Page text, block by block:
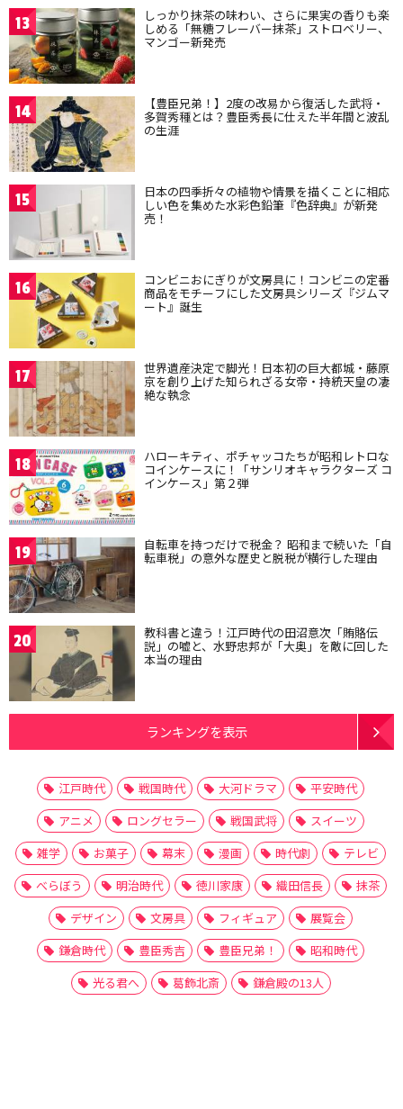
13 しっかり抹茶の味わい、さらに果実の香りも楽
しめる「無糖フレーバー抹茶」ストロベリー、
マンゴー新発売
14 【豊臣兄弟！】2度の改易から復活した武将・
多賀秀種とは？豊臣秀長に仕えた半年間と波乱
の生涯
15 日本の四季折々の植物や情景を描くことに相応
しい色を集めた水彩色鉛筆『色辞典』が新発
売！
16 コンビニおにぎりが文房具に！コンビニの定番
商品をモチーフにした文房具シリーズ『ジムマ
ート』誕生
17 世界遺産決定で脚光！日本初の巨大都城・藤原
京を創り上げた知られざる女帝・持統天皇の凄
絶な執念
18 ハローキティ、ポチャッコたちが昭和レトロな
コインケースに！「サンリオキャラクターズ コ
インケース」第２弾
19 自転車を持つだけで税金？ 昭和まで続いた「自
転車税」の意外な歴史と脱税が横行した理由
20 教科書と違う！江戸時代の田沼意次「賄賂伝
説」の嘘と、水野忠邦が「大奥」を敵に回した
本当の理由
ランキングを表示
江戸時代 戦国時代 大河ドラマ
平安時代
アニメ
ロングセラー 戦国武将
スイーツ
雑学
お菓子 幕末 漫画 時代劇
テレビ
べらぼう
明治時代 徳川家康 織田信長
抹茶
デザイン
文房具 フィギュア
展覧会
鎌倉時代
豊臣秀吉 豊臣兄弟！
昭和時代
光る君へ
葛飾北斎 鎌倉殿の13人